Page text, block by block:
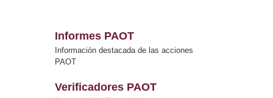
Informes PAOT
Información destacada de las acciones
PAOT
Verificadores PAOT